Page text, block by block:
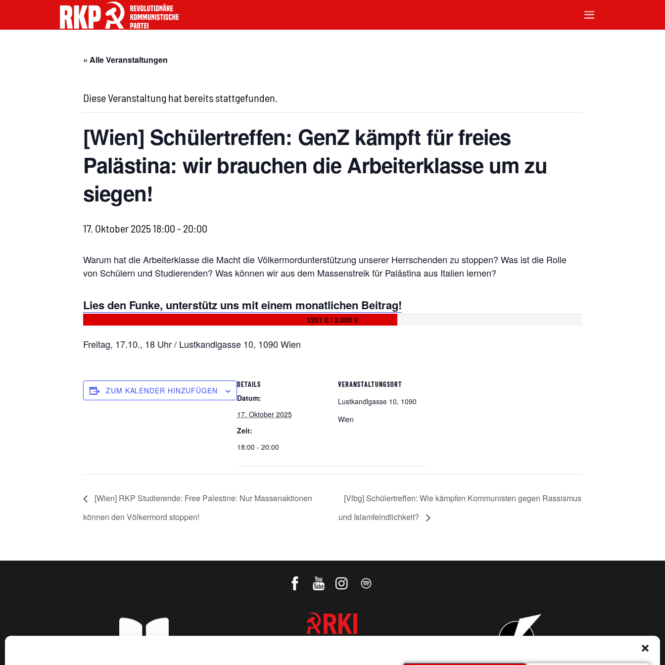
« Alle Veranstaltungen
Diese Veranstaltung hat bereits stattgefunden.
[Wien] Schülertreffen: GenZ kämpft für freies
Palästina: wir brauchen die Arbeiterklasse um zu
siegen!
17. Oktober 2025 18:00- 20:00
Warum hat die Arbeiterklasse die Macht die Völkermordunterstützung unserer Herrschenden zu stoppen? Was ist die Rolle
von Schülern und Studierenden? Was können wir aus dem Massenstreik für Palästina aus Italien lernen?
Lies den Funke, unterstütz uns mit einem monatlichen Beitrag!
1261 € / 2.000 €
Freitag, 17.10., 18 Uhr / Lustkandlgasse 10, 1090 Wien
ZUM KALENDER HINZUFÜGEN
DETAILS
Datum:
17. Oktober 2025
Zeit:
18:00 - 20:00
VERANSTALTUNGSORT
Lustkandlgasse 10, 1090
Wien
[Wien] RKP Studierende: Free Palestine: Nur Massenaktionen
können den Völkermord stoppen!
[Vlbg] Schülertreffen: Wie kämpfen Kommunisten gegen Rassismus
und Islamfeindlichkeit?